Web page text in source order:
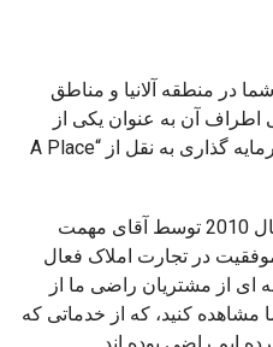
در منطقه آلانیا و مناطق
اطراف آن به عنوان یکی از
مطلوب ترین نقاط اروپا برای سرمایه گذاری به نقل از “A Place
شرکت ما Irlanya Homes در سال 2010 توسط آقای مهمت
با موفقیت در تجارت املاک فعال
ای از مشتریان راضی ما از
کنید، که از خدماتی که